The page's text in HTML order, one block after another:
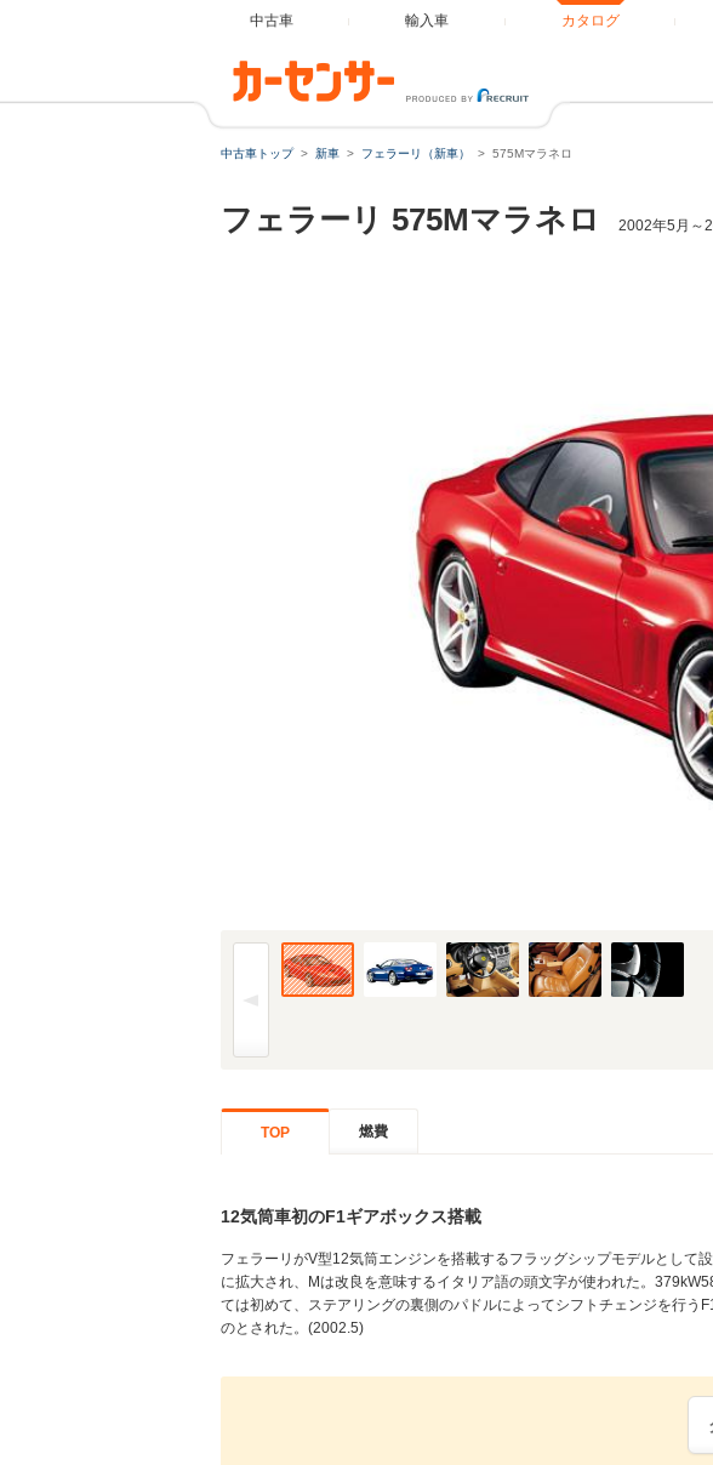
中古車 輸入車 カタログ
中古車トップ 新車 フェラーリ（新車） 575Mマラネロ
フェラーリ 575Mマラネロ 2002年5月～
02年(H14)5月、FMC時のF1のフロント (1/5枚
TOP 燃費
12気筒車初のF1ギアボックス搭載
フェラーリがV型12気筒エンジンを搭載するフラッグシップモデルとし
に拡大され、Mは改良を意味するイタリア語の頭文字が使われた。
ては初めて、ステアリングの裏側のパドルによってシフトチェンジを行
のとされた。(2002.5)